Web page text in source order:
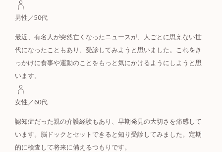
男性／50代
最近、有名人が突然亡くなったニュースが、人ごとに思えない世
代になったこともあり、受診してみようと思いました。これをき
っかけに食事や運動のことをもっと気にかけるようにしようと思
います。
女性／60代
認知症だった親の介護経験もあり、早期発見の大切さを痛感して
います。脳ドックとセットできると知り受診してみました。定期
的に検査して将来に備えるつもりです。